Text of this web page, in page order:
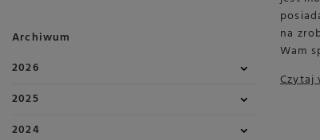
Archiwum
2026
2025
2024
na
Wam
Czytaj